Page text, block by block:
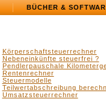
BÜCHER &
Körperschaftsteuerrechner
Nebeneinkünfte steuerfrei ?
Pendlerpauschale
Rentenrechner
Steuermodelle
Teilwertabschreibung
Umsatzsteuerrechner